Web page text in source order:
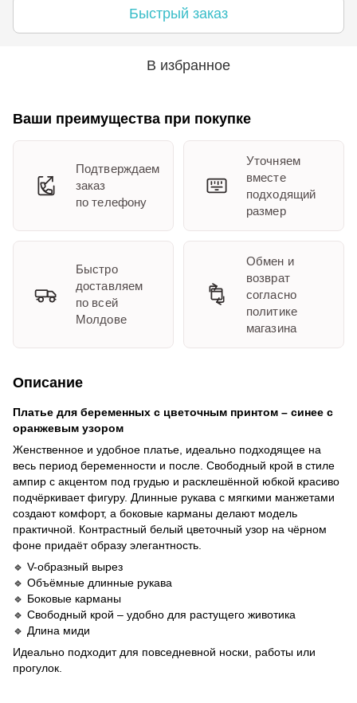
Быстрый заказ
В избранное
Ваши преимущества при покупке
Подтверждаем
заказ
по телефону
Уточняем
вместе
подходящий
размер
Быстро
доставляем
по всей
Молдове
Обмен и
возврат
согласно
политике
магазина
Описание
Платье для беременных с цветочным принтом – синее с
оранжевым узором
Женственное и удобное платье, идеально подходящее на
весь период беременности и после. Свободный крой в стиле
ампир с акцентом под грудью и расклешённой юбкой красиво
подчёркивает фигуру. Длинные рукава с мягкими манжетами
создают комфорт, а боковые карманы делают модель
практичной. Контрастный белый цветочный узор на чёрном
фоне придаёт образу элегантность.
🔹 V-образный вырез
🔹 Объёмные длинные рукава
🔹 Боковые карманы
🔹 Свободный крой – удобно для растущего животика
🔹 Длина миди
Идеально подходит для повседневной носки, работы или
прогулок.